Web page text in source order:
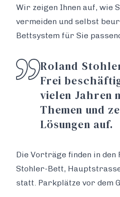
Wir zeigen Ihnen auf, wie
vermeiden und selbst
Bettsystem für Sie
Roland
Frei
vielen Jahren
Themen und
Lösungen auf.
Die Vorträge finden in den
Stohler-Bett,
statt. Parkplätze vor dem